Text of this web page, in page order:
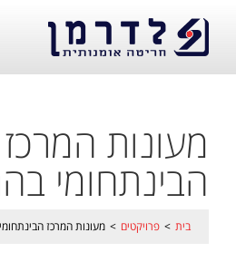
מעונות המרכז
הבינתחומי
בית > פרויקטים > מעונות המרכז